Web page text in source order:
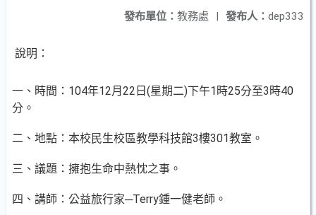
發布人： dep333
發布單位： 教務處 |
說明：
一、時間：104年12月22日(星期二)下午1時25分至3時40
分。
二、地點：本校民生校區教學科技館3樓301教室。
三、議題：擁抱生命中熱忱之事。
四、講師：公益旅行家─Terry鍾一健老師。